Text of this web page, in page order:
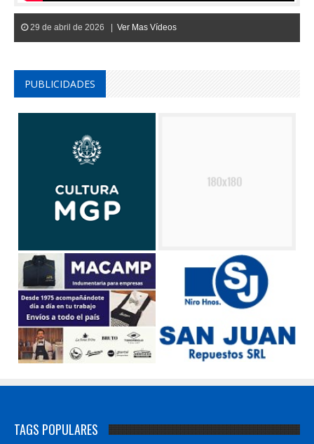
29 de abril de 2026 | Ver Mas Vídeos
PUBLICIDADES
TAGS POPULARES